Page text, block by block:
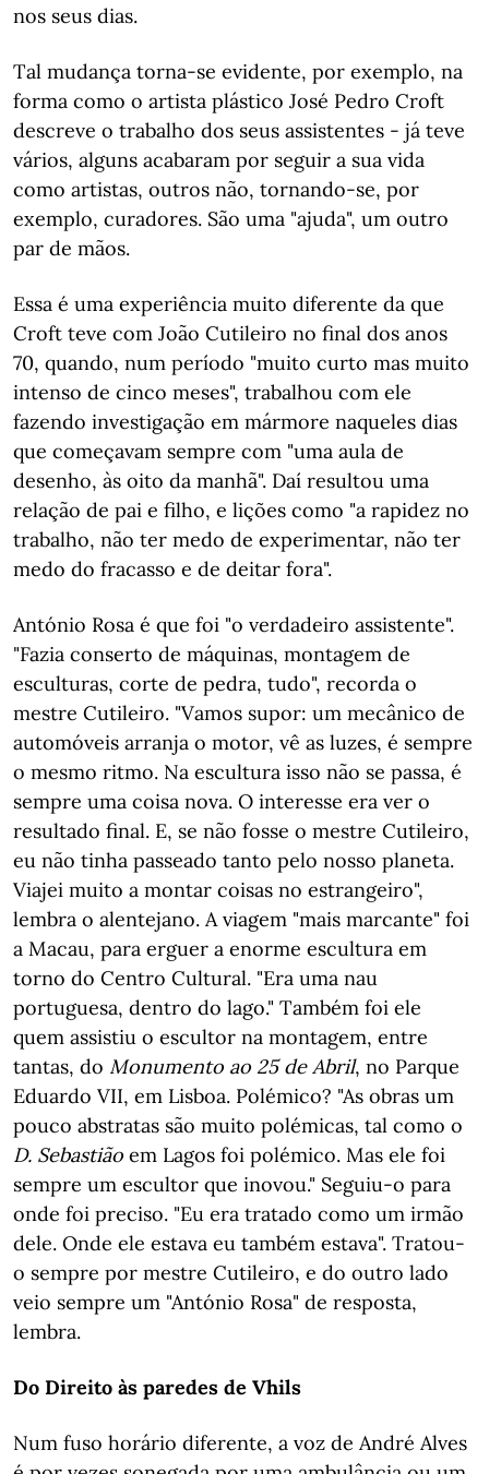
nos seus dias.
Tal mudança torna-se evidente, por exemplo, na
forma como o artista plástico José Pedro Croft
descreve o trabalho dos seus assistentes - já teve
vários, alguns acabaram por seguir a sua vida
como artistas, outros não, tornando-se, por
exemplo, curadores. São uma "ajuda", um outro
par de mãos.
Essa é uma experiência muito diferente da que
Croft teve com João Cutileiro no final dos anos
70, quando, num período "muito curto mas muito
intenso de cinco meses", trabalhou com ele
fazendo investigação em mármore naqueles dias
que começavam sempre com "uma aula de
desenho, às oito da manhã". Daí resultou uma
relação de pai e filho, e lições como "a rapidez no
trabalho, não ter medo de experimentar, não ter
medo do fracasso e de deitar fora".
António Rosa é que foi "o verdadeiro assistente".
"Fazia conserto de máquinas, montagem de
esculturas, corte de pedra, tudo", recorda o
mestre Cutileiro. "Vamos supor: um mecânico de
automóveis arranja o motor, vê as luzes, é sempre
o mesmo ritmo. Na escultura isso não se passa, é
sempre uma coisa nova. O interesse era ver o
resultado final. E, se não fosse o mestre Cutileiro,
eu não tinha passeado tanto pelo nosso planeta.
Viajei muito a montar coisas no estrangeiro",
lembra o alentejano. A viagem "mais marcante" foi
a Macau, para erguer a enorme escultura em
torno do Centro Cultural. "Era uma nau
portuguesa, dentro do lago." Também foi ele
quem assistiu o escultor na montagem, entre
tantas, do Monumento ao 25 de Abril, no Parque
Eduardo VII, em Lisboa. Polémico? "As obras um
pouco abstratas são muito polémicas, tal como o
D. Sebastião em Lagos foi polémico. Mas ele foi
sempre um escultor que inovou." Seguiu-o para
onde foi preciso. "Eu era tratado como um irmão
dele. Onde ele estava eu também estava". Tratou-
o sempre por mestre Cutileiro, e do outro lado
veio sempre um "António Rosa" de resposta,
lembra.
Do Direito às paredes de Vhils
Num fuso horário diferente, a voz de André Alves